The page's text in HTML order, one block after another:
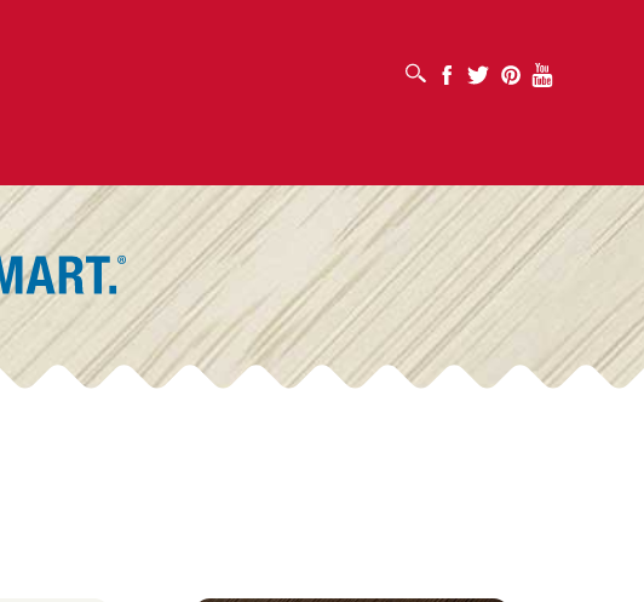
เปิดช่องค้นหา Facebook
Twitter PinterestYoutube